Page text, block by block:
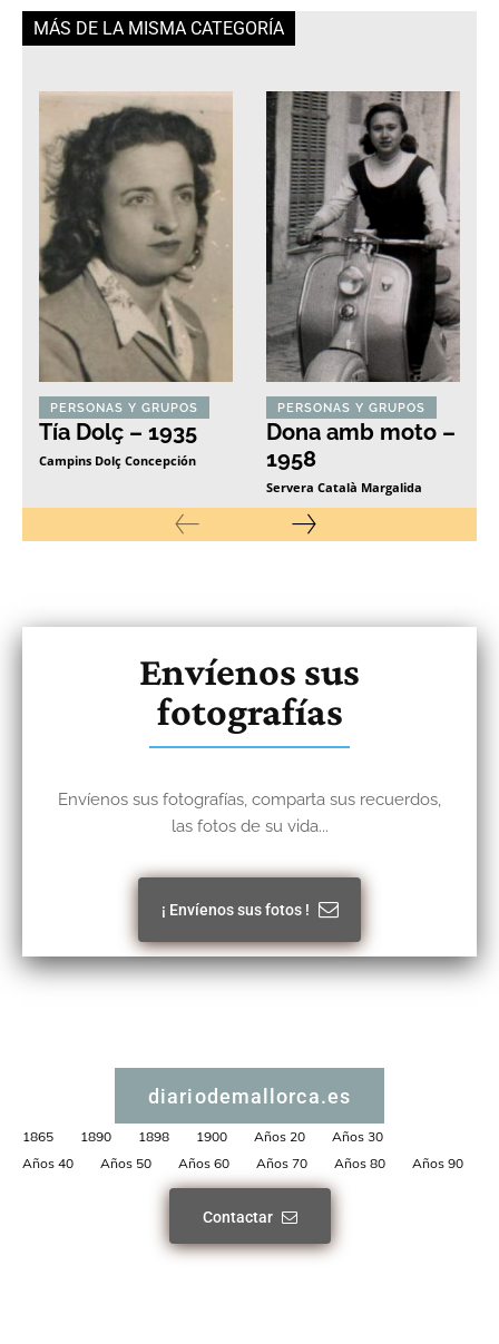
MÁS DE LA MISMA CATEGORÍA
PERSONAS Y GRUPOS
Tía Dolç – 1935
Campins Dolç Concepción
PERSONAS Y GRUPOS
Dona amb moto –
1958
Servera Català Margalida
Envíenos sus
fotografías
Envíenos sus fotografías, comparta sus recuerdos,
las fotos de su vida...
¡ Envíenos sus fotos !
diariodemallorca.es
1865 1890 1898 1900 Años 20
Años 30
Años 40
Años 50 Años 60 Años 70 Años 80 Años 90
Contactar